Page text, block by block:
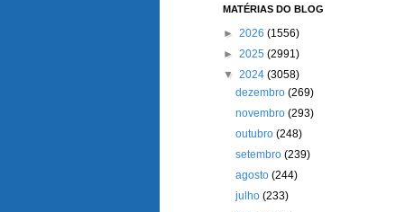
MATÉRIAS DO BLOG
► 2026 (1556)
► 2025 (2991)
▼ 2024 (3058)
dezembro(269)
novembro(293)
outubro(248)
setembro(239)
agosto(244)
julho(233)